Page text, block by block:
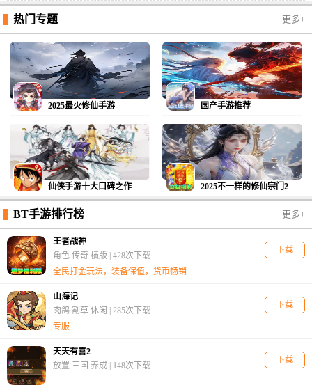
热门专题 更多+
2025最火修仙手游 国产手游推荐
仙侠手游十大口碑之作 2025不一样的修仙宗门2
BT手游排行榜 更多+
王者战神
角色 传奇 横版 | 428次下载
全民打金玩法，装备保值，货币畅销
下载
山海记
肉鸽 割草 休闲 | 285次下载
专服
下载
天天有喜2
放置 三国 养成 | 148次下载
下载